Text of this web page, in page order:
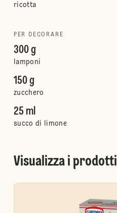
ricotta
PER DECORARE
300 g
lamponi
150 g
zucchero
25 ml
succo di limone
Visualizza i prodotti